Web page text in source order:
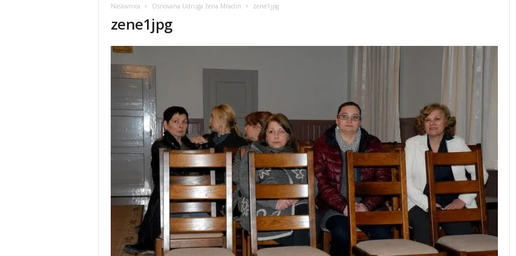
Naslovnica Osnovana Udruga žena Mraclin zene1jpg
zene1jpg